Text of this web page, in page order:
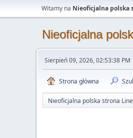
Witamy na Nieoficjalna polska
Nieoficjalna
Sierpień 09, 2026, 02:53:38 PM
Strona główna
Nieoficjalna polska strona